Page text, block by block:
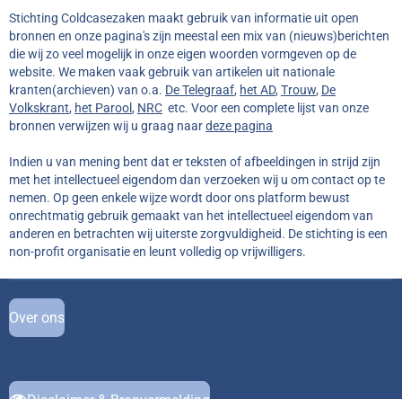
e
b
o
o
k
e
r
e
s
t
a
g
r
a
m
Stichting Coldcasezaken maakt gebruik van informatie uit open
bronnen en onze pagina's zijn meestal een mix van (nieuws)berichten
die wij zo veel mogelijk in onze eigen woorden vormgeven op de
website. We maken vaak gebruik van artikelen uit nationale
kranten(archieven) van o.a. De Telegraaf, het AD, Trouw, De
Volkskrant, het Parool, NRC etc. Voor een complete lijst van onze
bronnen verwijzen wij u graag naardeze pagina
Indien u van mening bent dat er teksten of afbeeldingen in strijd zijn
met het intellectueel eigendom dan verzoeken wij u om contact op te
nemen. Op geen enkele wijze wordt door ons platform bewust
onrechtmatig gebruik gemaakt van het intellectueel eigendom van
anderen en betrachten wij uiterste zorgvuldigheid. De stichting is een
non-profit organisatie en leunt volledig op vrijwilligers.
Over ons